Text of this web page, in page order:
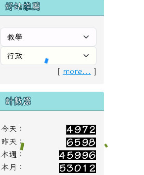
好站推薦
[ more... ]
計數器
今天：
昨天：
本週：
本月：